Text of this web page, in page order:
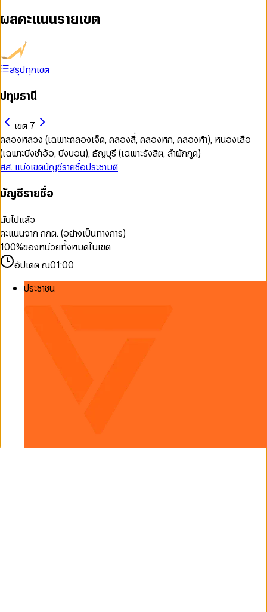
ผลคะแนนรายเขต
สรุปทุกเขต
ปทุมธานี
เขต 7
คลองหลวง (เฉพาะคลองเจ็ด, คลองสี่, คลองหก, คลองห้า), หนองเสือ
(เฉพาะบึงชำอ้อ, บึงบอน), ธัญบุรี (เฉพาะรังสิต, ลำผักกูด)
สส. แบ่งเขตบัญชีรายชื่อประชามติ
บัญชีรายชื่อ
นับไปแล้ว
คะแนนจาก กกต. (อย่างเป็นทางการ)
100%ของหน่วยทั้งหมดในเขต
อัปเดต ณ01:00
ประชาชน